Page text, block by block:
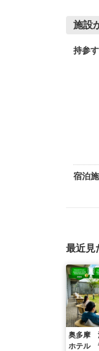
施設
持参
宿泊
最近見
奥多摩
ホテル